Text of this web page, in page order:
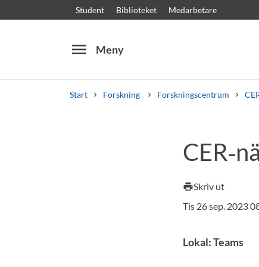
Student Biblioteket Medarbetare
menu Meny
Start Forskning Forskningscentrum
Kursplaner
printSkriv ut
Tis 26 sep. 2023
Lokal: Teams